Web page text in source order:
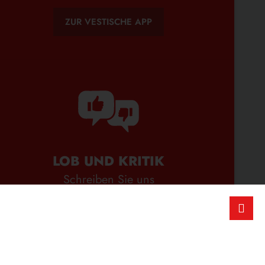
ZUR VESTISCHE APP
LOB UND KRITIK
Schreiben Sie uns